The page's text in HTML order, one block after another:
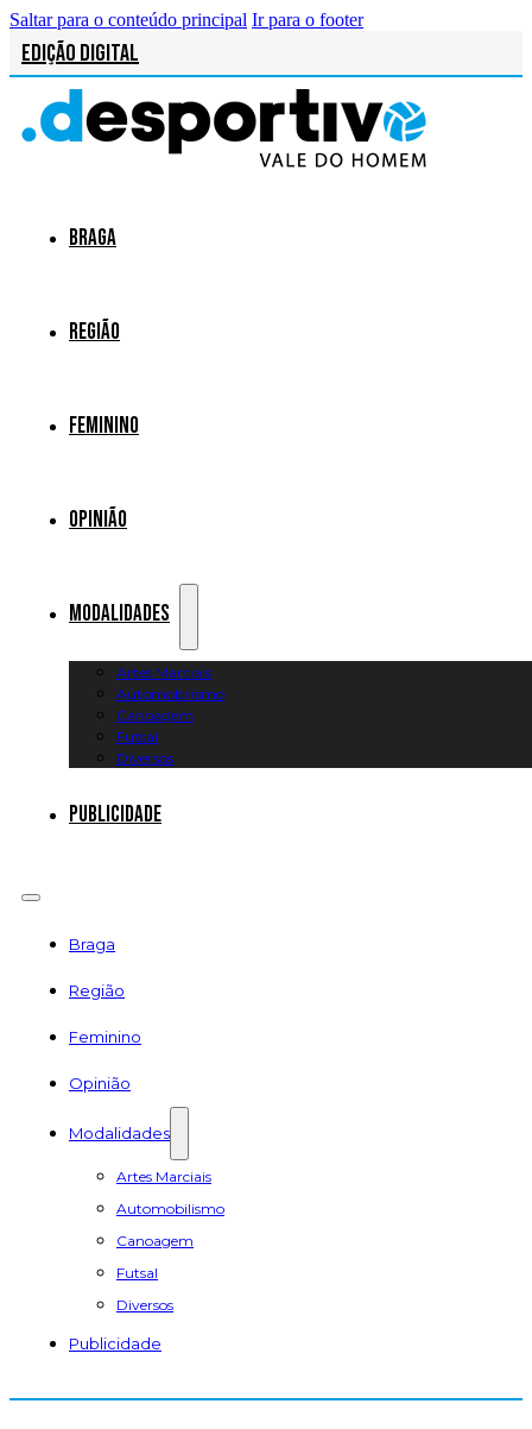
Saltar para o conteúdo principal Ir para o footer
Edição Digital
Braga
Região
Feminino
Opinião
Modalidades
Artes Marciais
Automobilismo
Canoagem
Futsal
Diversos
Publicidade
Braga
Região
Feminino
Opinião
Modalidades
Artes Marciais
Automobilismo
Canoagem
Futsal
Diversos
Publicidade